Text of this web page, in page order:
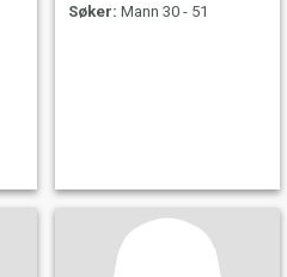
Søker: Mann 30 - 51